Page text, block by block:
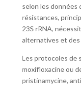
selon les données
résistances,
23S rRNA,
alternatives et
Les protocoles de
moxifloxacine ou
pristinamycine,